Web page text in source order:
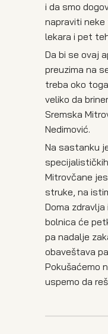
i da smo
napraviti
lekara i pet
Da bi se ovaj
preuzima na
treba oko
veliko da
Sremska
Nedimović.
Na sastanku
Mitrovčane
struke, na
Doma
bolnica će
pa nadalje
obaveštava
Pokušaćemo
uspemo da